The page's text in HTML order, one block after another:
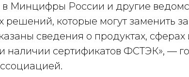
Минцифры России и другие
решений, которые могут заменить
сведения о продуктах,
наличии сертификатов ФСТЭК», —